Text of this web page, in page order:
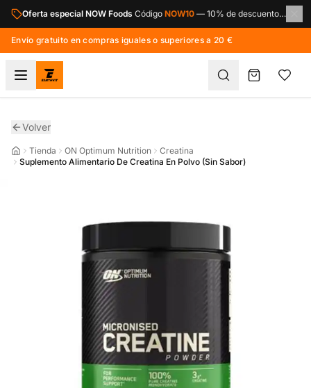
Saltar al contenido principal
Oferta especial NOW Foods Código NOW10 — 10% de descuento en toda la marca NOW Foods.
Envío gratuito en compras iguales o superiores a 20 €
Volver
Tienda ON Optimum Nutrition
Creatina
Suplemento Alimentario De Creatina En Polvo (Sin Sabor)